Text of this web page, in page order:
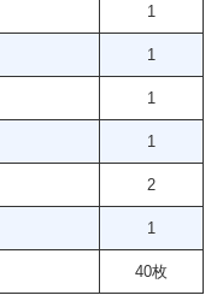
1
1
1
1
2
1
40枚